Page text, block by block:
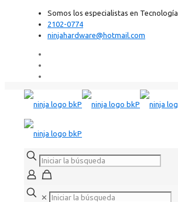
Somos los especialistas en Tecnología
2102-0774
ninjahardware@hotmail.com
✕